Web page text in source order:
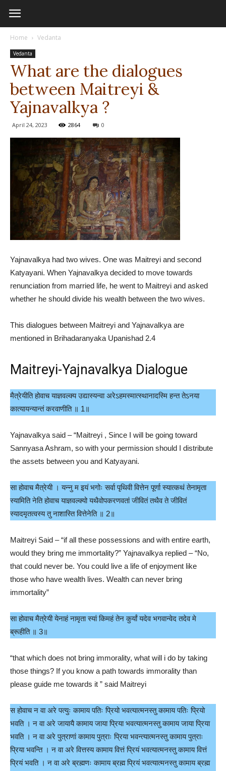
Home Vedanta
Vedanta
What are the dialogues
between Maitreyi &
Yajnavalkya ?
April 24, 2023 2864 0
Yajnavalkya had two wives. One was Maitreyi and second
Katyayani. When Yajnavalkya decided to move towards
renunciation from married life, he went to Maitreyi and asked
whether he should divide his wealth between the two wives.
This dialogues between Maitreyi and Yajnavalkya are
mentioned in Brihadaranyaka Upanishad 2.4
Maitreyi-Yajnavalkya Dialogue
मैत्रेयीति होवाच याज्ञवल्क्य उद्यास्यन्वा अरेऽहमस्मात्स्थानादस्मि हन्त तेऽनया
कात्यायन्यान्तं करवाणीति ॥ 1॥
Yajnavalkya said – “Maitreyi , Since I will be going toward
Sannyasa Ashram, so with your permission should I distribute
the assets between you and Katyayani.
सा होवाच मैत्रेयी । यन्नु म इयं भगोः सर्वा पृथिवी वित्तेन पूर्णा स्यात्कथं तेनामृता
स्यामिति नेति होवाच याज्ञवल्क्यो यथैवोपकरणवतां जीवितं तथैव ते जीवितं
स्यादमृतत्वस्य तु नाशास्ति वित्तेनेति ॥ 2॥
Maitreyi Said – “if all these possessions and with entire earth,
would they bring me immortality?” Yajnavalkya replied – “No,
that could never be. You could live a life of enjoyment like
those who have wealth lives. Wealth can never bring
immortality”
सा होवाच मैत्रेयी येनाहं नामृता स्यां किमहं तेन कुर्यां यदेव भगवान्वेद तदेव मे
ब्रूहीति ॥ 3॥
“that which does not bring immorality, what will i do by taking
those things? If you know a path towards immorality than
please guide me towards it ” said Maitreyi
स होवाच न वा अरे पत्युः कामाय पतिः प्रियो भवत्यात्मनस्तु कामाय पतिः प्रियो
भवति । न वा अरे जायायै कामाय जाया प्रिया भवत्यात्मनस्तु कामाय जाया प्रिया
भवति । न वा अरे पुत्राणां कामाय पुत्राः प्रिया भवन्त्यात्मनस्तु कामाय पुत्राः
प्रिया भवन्ति । न वा अरे वित्तस्य कामाय वित्तं प्रियं भवत्यात्मनस्तु कामाय वित्तं
प्रियं भवति । न वा अरे ब्रह्मणः कामाय ब्रह्म प्रियं भवत्यात्मनस्तु कामाय ब्रह्म